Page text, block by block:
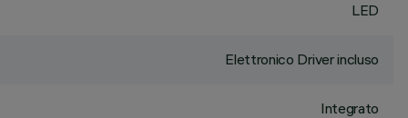
LED
Elettronico Driver incluso
Integrato